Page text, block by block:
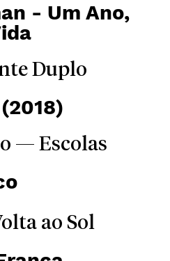
- Um Ano,
Duplo
— Escolas
ao Sol